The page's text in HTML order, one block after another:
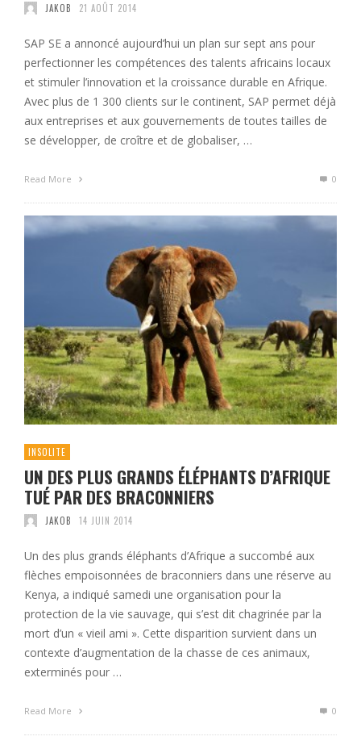
JAKOB 21 AOÛT 2014
SAP SE a annoncé aujourd’hui un plan sur sept ans pour
perfectionner les compétences des talents africains locaux
et stimuler l’innovation et la croissance durable en Afrique.
Avec plus de 1 300 clients sur le continent, SAP permet déjà
aux entreprises et aux gouvernements de toutes tailles de
se développer, de croître et de globaliser, …
Read More 0
INSOLITE
UN DES PLUS GRANDS ÉLÉPHANTS D’AFRIQUE
TUÉ PAR DES BRACONNIERS
JAKOB 14 JUIN 2014
Un des plus grands éléphants d’Afrique a succombé aux
flèches empoisonnées de braconniers dans une réserve au
Kenya, a indiqué samedi une organisation pour la
protection de la vie sauvage, qui s’est dit chagrinée par la
mort d’un « vieil ami ». Cette disparition survient dans un
contexte d’augmentation de la chasse de ces animaux,
exterminés pour …
Read More 0